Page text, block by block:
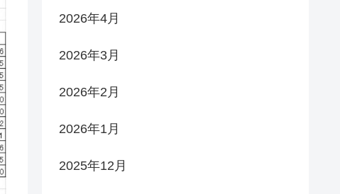
2026年4月
2026年3月
2026年2月
2026年1月
2025年12月